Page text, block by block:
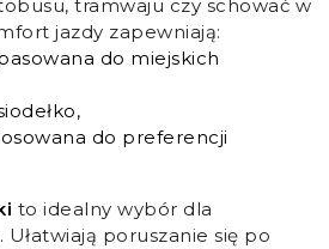
tramwaju czy schować w
jazdy zapewniają:
do miejskich
do preferencji
to idealny wybór dla
poruszanie się po